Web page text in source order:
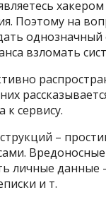
Поэтому на
однозначный
взломать
к сервису.
–
личные данные
и т.